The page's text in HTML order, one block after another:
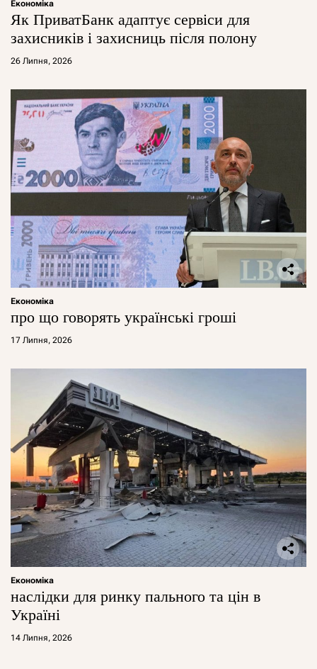
Економіка
Як ПриватБанк адаптує сервіси для
захисників і захисниць після полону
26 Липня, 2026
Економіка
про що говорять українські гроші
17 Липня, 2026
Економіка
наслідки для ринку пального та цін в
Україні
14 Липня, 2026